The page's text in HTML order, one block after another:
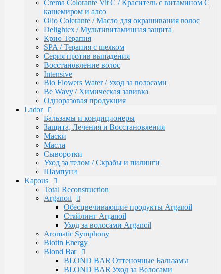
Biotin Energy
Blond Bar
BLOND BAR Оттеночные Бальзамы
BLOND BAR Уход за Волосами
Brilliants Gloss
Caring Line
Gentleman Мужская серия
Glyoxy Sleek Hair Выпрямления волос
Go-Wash
KAPOUS DEPILATION Депиляции
Аксессуары для депиляции
Горячие воски
Гелевый воск в гранулах
Гелевый воски в картриджах
Жирорастворимый Воск в Банке
Жирорастворимый воск в картриджах
Сахарная паста Kapous Professional
Уход до и после депиляции
Kapous Аксессуары и инструменты
Одноразовая продукция Kapous
Брашинги, Расчески, Щетки
Для окрашивания и завивки
Зажимы
Ножницы
Перчатки
Пластмассовые насос-дозаторы
Сумки, саквояжи
Одежда, Фартуки, пеньюары
Фены
Life Color Оттеночные средства
Crema Colorante Vit C / Краситель с витамином С
кашемиром и алоэ
Olio Colorante / Масло для окрашивания волос
Delightex / Мультивитаминная защита
Крио Терапия
SPA / Терапия с шелком
Серия против выпадения
Восстановление волос
Intensive
Bio Flowers Water / Уход за волосами
Be Wavy / Химическая завивка
Одноразовая продукция
Lador
Бальзамы и кондиционеры
Защита, Лечения и Восстановления
Маски
Масла
Сыворотки
Уход за телом / Скрабы и пилинги
Шампуни
Kapous
Total Reconstruction
Arganoil
Обесцвечивающие продукты Arganoil
Стайлинг Arganoil
Уход за волосами Arganoil
Aromatic Symphony
Biotin Energy
Blond Bar
BLOND BAR Оттеночные Бальзамы
BLOND BAR Уход за Волосами